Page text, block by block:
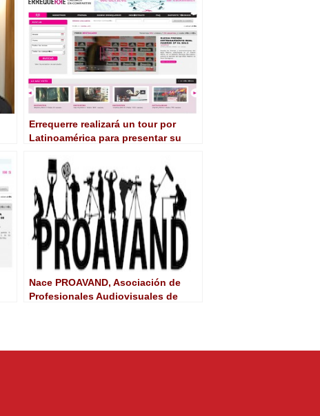
multipantalla
Errequerre realizará un tour por
Latinoamérica para presentar su
audiovisuales
Nace PROAVAND, Asociación de
Profesionales Audiovisuales de